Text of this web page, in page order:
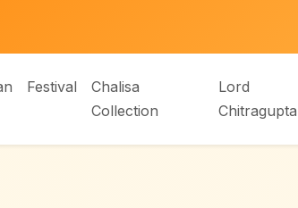
Festival
Chalisa
Collection
Lord
Chitragupta